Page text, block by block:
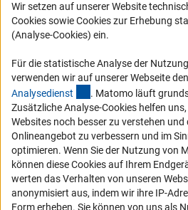
Karriere
Logo und Corporate Design
Compliance
Vergabeverfahren
Barrierefreiheit
Service und Informationen für Menschen
Erklärung zur Barrierefreiheit
Barriere melden
Wir setzen auf unserer Website
Cookies sowie Cookies zur Erhebung
(Analyse-Cookies) ein.
Für die statistische Analyse der
verwenden wir auf unserer Webseite den
Analysedienst (externer Link)
. Matomo läuft
Zusätzliche Analyse-Cookies helfen
Websites noch besser zu verstehen
Onlineangebot zu verbessern und im
optimieren. Wenn Sie der Nutzung von
können diese Cookies auf Ihrem
werten das Verhalten von unseren
anonymisiert aus, indem wir ihre IP-
Form erheben. Sie können von uns als